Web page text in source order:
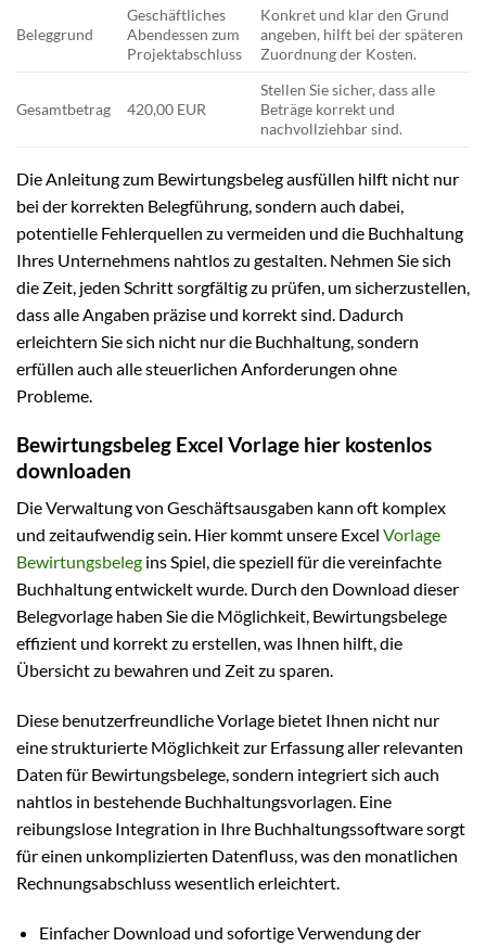
Beleggrund
Geschäftliches
Abendessen zum
Projektabschluss
Konkret und klar den Grund
angeben, hilft bei der späteren
Zuordnung der Kosten.
Gesamtbetrag 420,00 EUR
Stellen Sie sicher, dass alle
Beträge korrekt und
nachvollziehbar sind.
Die Anleitung zum Bewirtungsbeleg ausfüllen hilft nicht nur
bei der korrekten Belegführung, sondern auch dabei,
potentielle Fehlerquellen zu vermeiden und die Buchhaltung
Ihres Unternehmens nahtlos zu gestalten. Nehmen Sie sich
die Zeit, jeden Schritt sorgfältig zu prüfen, um sicherzustellen,
dass alle Angaben präzise und korrekt sind. Dadurch
erleichtern Sie sich nicht nur die Buchhaltung, sondern
erfüllen auch alle steuerlichen Anforderungen ohne
Probleme.
Bewirtungsbeleg Excel Vorlage hier kostenlos
downloaden
Die Verwaltung von Geschäftsausgaben kann oft komplex
und zeitaufwendig sein. Hier kommt unsere Excel Vorlage
Bewirtungsbeleg ins Spiel, die speziell für die vereinfachte
Buchhaltung entwickelt wurde. Durch den Download dieser
Belegvorlage haben Sie die Möglichkeit, Bewirtungsbelege
effizient und korrekt zu erstellen, was Ihnen hilft, die
Übersicht zu bewahren und Zeit zu sparen.
Diese benutzerfreundliche Vorlage bietet Ihnen nicht nur
eine strukturierte Möglichkeit zur Erfassung aller relevanten
Daten für Bewirtungsbelege, sondern integriert sich auch
nahtlos in bestehende Buchhaltungsvorlagen. Eine
reibungslose Integration in Ihre Buchhaltungssoftware sorgt
für einen unkomplizierten Datenfluss, was den monatlichen
Rechnungsabschluss wesentlich erleichtert.
Einfacher Download und sofortige Verwendung der